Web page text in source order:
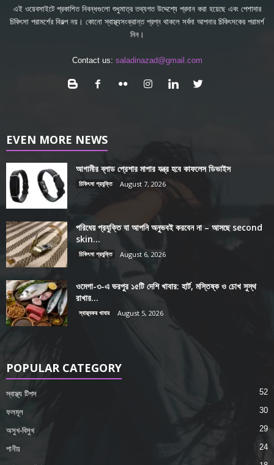
এই ওয়েবসাইটে প্রকাশিত নিবন্ধগুলো শুধুমাত্র তথ্যগত উদ্দেশ্যে প্রদান করা হয়েছে এবং পেশাদার
চিকিৎসা পরামর্শের বিকল্প নয়। কোনো স্বাস্থ্যসংক্রান্ত প্রশ্ন থাকলে সর্বদা আপনার চিকিৎসকের পরামর্শ
নিন।
Contact us: saladinazad@gmail.com
EVEN MORE NEWS
আগামীর ব্লাড প্রেশার মাপার যন্ত্র হবে কাফলেস ডিভাইস
চিকিৎসা প্রযুক্তি August 7, 2026
পরিধেয় প্রযুক্তি যা আপনি অনুভবই করবেন না – আসছে second
skin...
চিকিৎসা প্রযুক্তি August 6, 2026
ওমেগা-৩-এ ভরপুর ১৫টি দেশি খাবার: হার্ট, মস্তিষ্ক ও চোখ সুস্থ
রাখার...
স্বাস্থ্যকর খাবার August 5, 2026
POPULAR CATEGORY
স্বাস্থ্য টিপস 52
ফলমূল 30
অসুখ-বিসুখ 29
পানীয় 24